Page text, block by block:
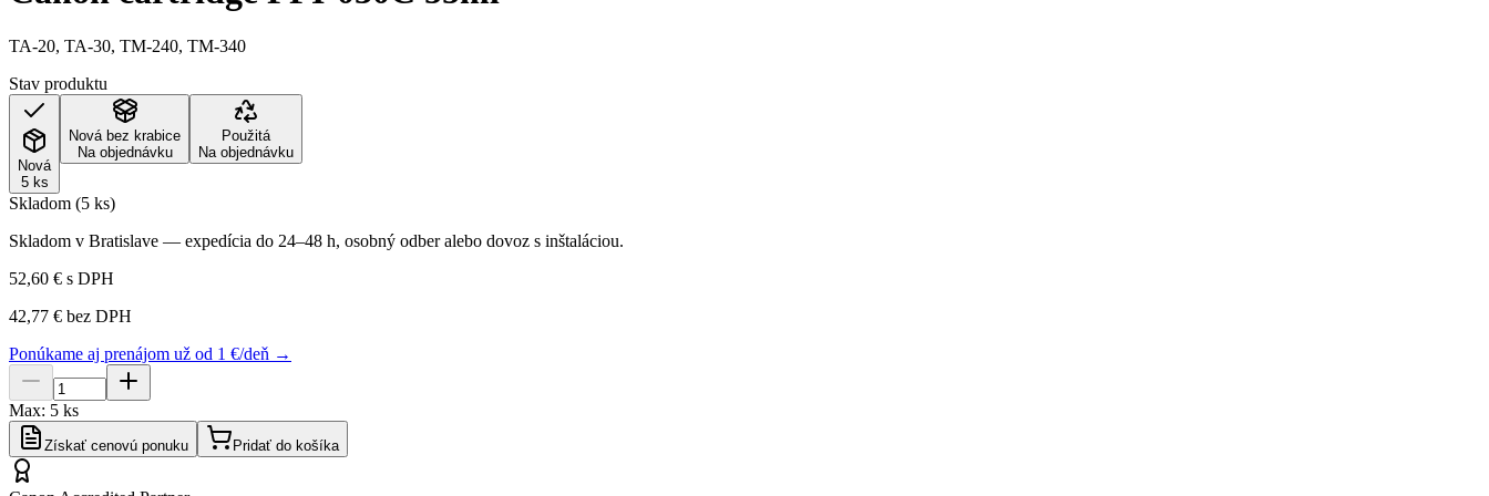
TA-20, TA-30, TM-240, TM-340
Stav produktu
Nová
5 ks
Nová bez krabice
Na objednávku
Použitá
Na objednávku
Skladom (5 ks)
Skladom v Bratislave — expedícia do 24–48 h, osobný odber alebo dovoz s inštaláciou.
52,60 € s DPH
42,77 € bez DPH
Ponúkame aj prenájom už od 1 €/deň →
Max: 5 ks
Získať cenovú ponuku Pridať do košíka